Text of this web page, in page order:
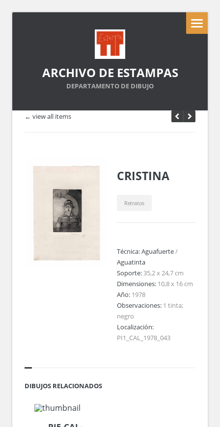
ARCHIVO DE ESTAMPAS
DEPARTAMENTO DE DIBUJO
← view all items
CRISTINA
Retratos
Técnica:Aguafuerte/
Aguatinta
Soporte:35,2 x 24,7 cm
Dimensiones: 10,8 x 16 cm
Año: 1978
Observaciones: 1 tinta;
negro
Localización:
PI1_CAL_1978_043
DIBUJOS RELACIONADOS